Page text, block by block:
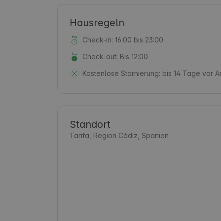
Hausregeln
Check-in: 16:00 bis 23:00
Check-out: Bis 12:00
Kostenlose Stornierung: bis 14 Tage vor
Standort
Tarifa, Region Cádiz, Spanien